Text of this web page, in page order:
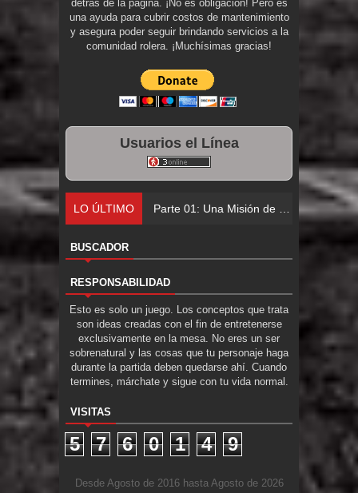
detrás de la página. ¡No es obligación! Pero es
una ayuda para cubrir costos de mantenimiento
y asegura poder seguir brindando servicios a la
comunidad rolera. ¡Muchísimas gracias!
Usuarios el Línea
LO ÚLTIMO Parte 01: Una Misión de Locos
BUSCADOR
RESPONSABILIDAD
Esto es solo un juego. Los conceptos que trata
son ideas creadas con el fin de entretenerse
exclusivamente en la mesa. No eres un ser
sobrenatural y las cosas que tu personaje haga
durante la partida deben quedarse ahí. Cuando
termines, márchate y sigue con tu vida normal.
VISITAS
5 7 6 0 1 4 9
Desde Agosto de 2016 hasta Agosto de 2026